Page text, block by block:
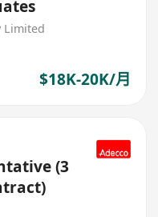
Limited
$18K-20K/月
(3